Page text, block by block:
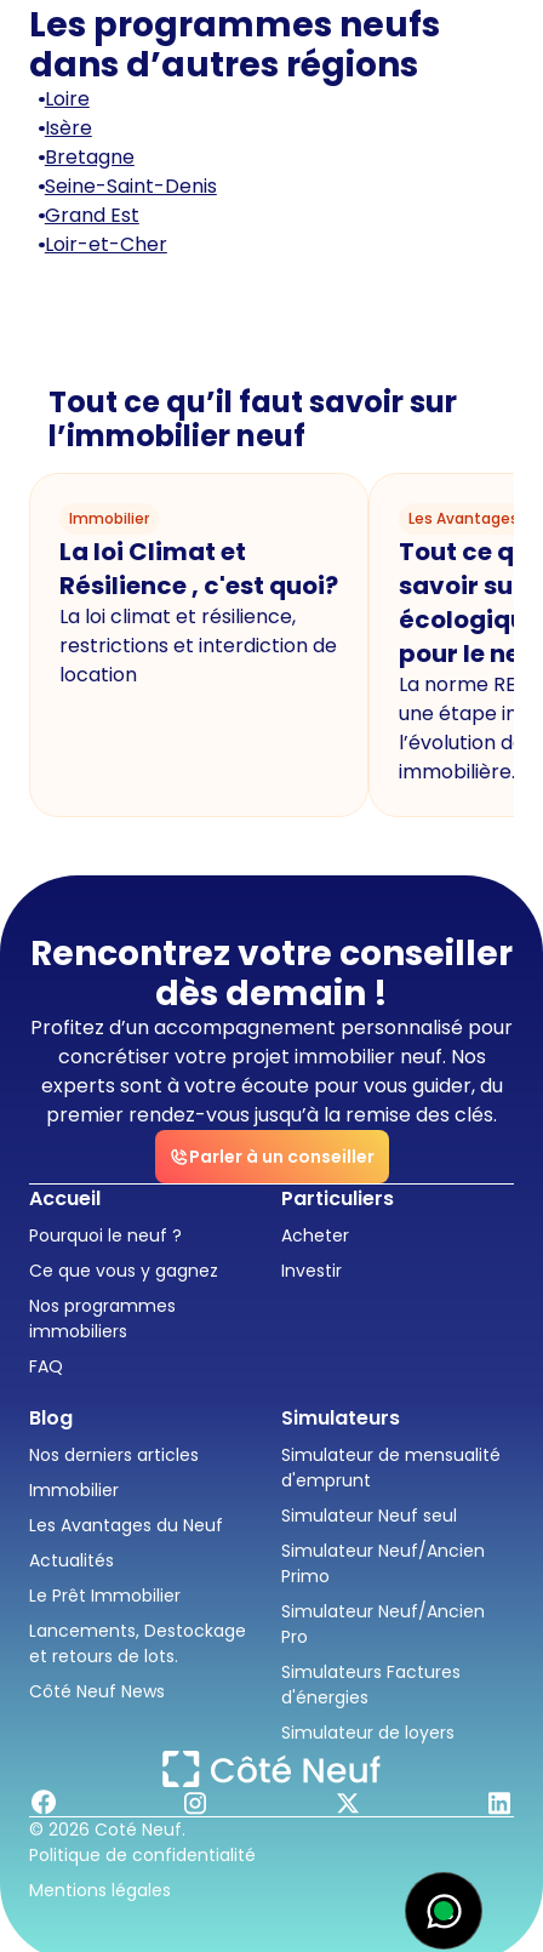
Les programmes neufs
dans d’autres régions
Loire
Isère
Bretagne
Seine-Saint-Denis
Grand Est
Loir-et-Cher
Tout ce qu’il faut savoir sur
l’immobilier neuf
Immobilier
La loi Climat et
Résilience , c'est quoi?
La loi climat et résilience,
restrictions et interdiction de
location
Les Avantages
Tout ce
savoir sur
écologique
pour le
La norme
une étape
l’évolution de
immobilière.
Rencontrez votre conseiller
dès demain !
Profitez d’un accompagnement personnalisé pour
concrétiser votre projet immobilier neuf. Nos
experts sont à votre écoute pour vous guider, du
premier rendez-vous jusqu’à la remise des clés.
Parler à un conseiller
Accueil
Pourquoi le neuf ?
Ce que vous y gagnez
Nos programmes
immobiliers
FAQ
Particuliers
Acheter
Investir
Blog
Nos derniers articles
Immobilier
Les Avantages du Neuf
Actualités
Le Prêt Immobilier
Lancements, Destockage
et retours de lots.
Côté Neuf News
Simulateurs
Simulateur de mensualité
d'emprunt
Simulateur Neuf seul
Simulateur Neuf/Ancien
Primo
Simulateur Neuf/Ancien
Pro
Simulateurs Factures
d'énergies
Simulateur de loyers
© 2026 Coté Neuf.
Politique de confidentialité
Mentions légales